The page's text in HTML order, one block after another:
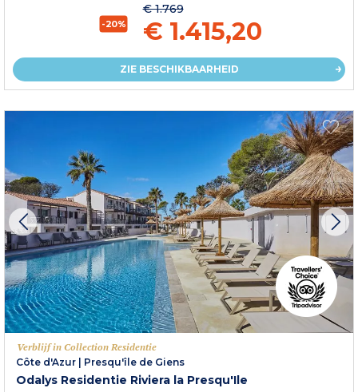
-20%
€ 1.769
€ 1.415,20
ZIE BESCHIKBAARHEID
Verblijf in Collection Residentie
Côte d'Azur
Presqu'île de Giens
Odalys Residentie Riviera la Presqu'Ile